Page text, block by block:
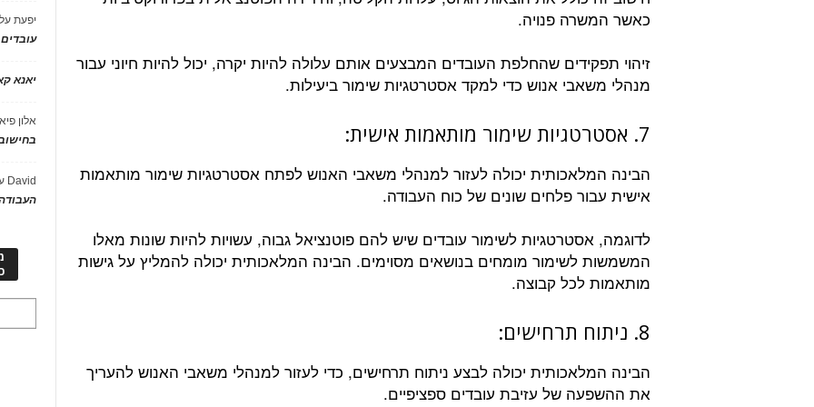
כאשר המשרה פנויה.
זיהוי תפקידים שהחלפת העובדים המבצעים אותם עלולה להיות יקרה, יכול להיות חיוני עבור
מנהלי משאבי אנוש כדי למקד אסטרטגיות שימור ביעילות.
7. אסטרטגיות שימור מותאמות אישית:
הבינה המלאכותית יכולה לעזור למנהלי משאבי האנוש לפתח אסטרטגיות שימור מותאמות
אישית עבור פלחים שונים של כוח העבודה.
לדוגמה, אסטרטגיות לשימור עובדים שיש להם פוטנציאל גבוה, עשויות להיות שונות מאלו
המשמשות לשימור מומחים בנושאים מסוימים. הבינה המלאכותית יכולה להמליץ על גישות
מותאמות לכל קבוצה.
8. ניתוח תרחישים:
הבינה המלאכותית יכולה לבצע ניתוח תרחישים, כדי לעזור למנהלי משאבי האנוש להעריך
את ההשפעה של עזיבת עובדים ספציפיים.
יפעת
עובדים
יאנא
אלון
David